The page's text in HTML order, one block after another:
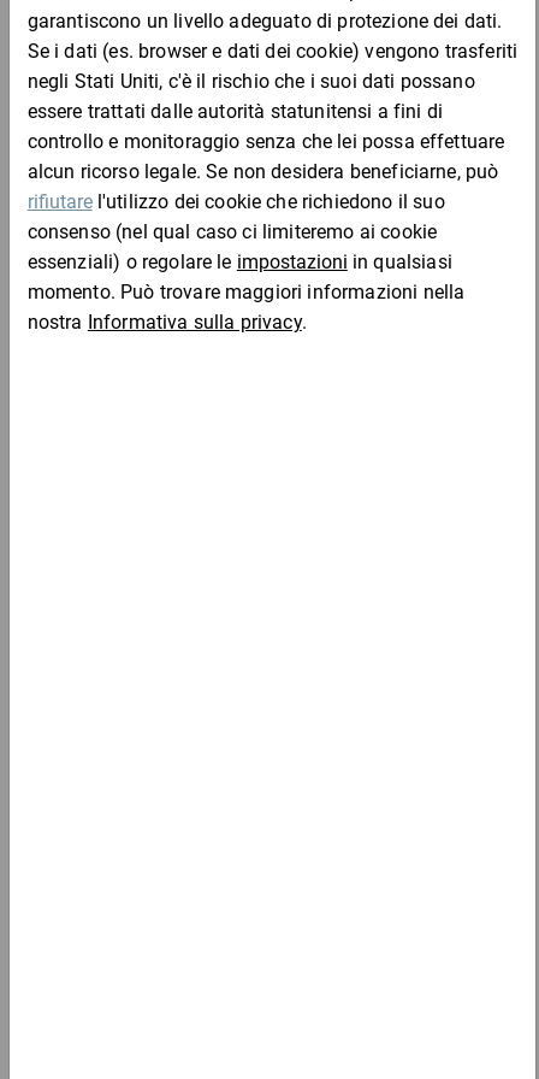
SMS3E
Da 1
Da 5
6,19 €
6,60 €
Aggiungi al carrello